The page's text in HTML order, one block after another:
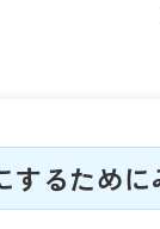
するため